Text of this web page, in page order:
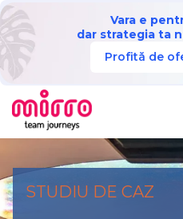
Vara e
dar strategia ta
Profită de
STUDIU DE CAZ